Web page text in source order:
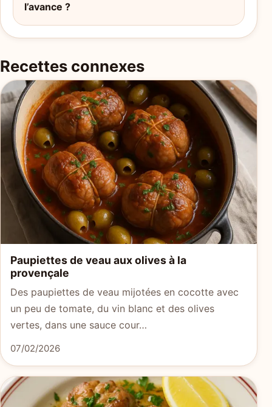
l’avance ?
Recettes connexes
Paupiettes de veau aux olives à la
provençale
Des paupiettes de veau mijotées en cocotte avec
un peu de tomate, du vin blanc et des olives
vertes, dans une sauce cour…
07/02/2026